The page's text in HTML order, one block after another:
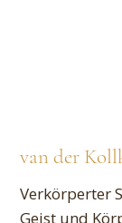
van der
Verkörperter
Geist und